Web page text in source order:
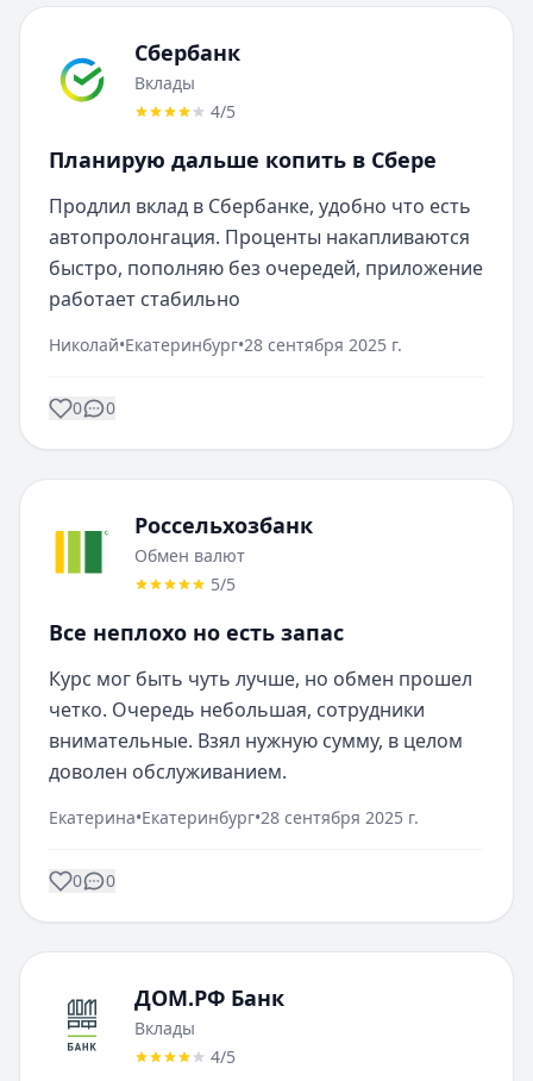
Сбербанк
Вклады
4/5
Планирую дальше копить в Сбере
Продлил вклад в Сбербанке, удобно что есть
автопролонгация. Проценты накапливаются
быстро, пополняю без очередей, приложение
работает стабильно
Николай•Екатеринбург•28 сентября 2025 г.
0 0
Россельхозбанк
Обмен валют
5/5
Все неплохо но есть запас
Курс мог быть чуть лучше, но обмен прошел
четко. Очередь небольшая, сотрудники
внимательные. Взял нужную сумму, в целом
доволен обслуживанием.
Екатерина•Екатеринбург•28 сентября 2025 г.
0 0
ДОМ.РФ Банк
Вклады
4/5